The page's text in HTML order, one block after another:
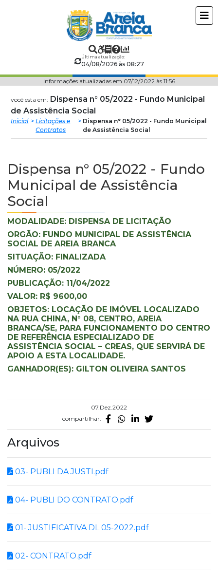
Prefeitura
Municipal
Areia
Branca
Última atualização:
04/08/2026 às 08:27
Informações atualizadas em 07/12/2022 às 11:56
você esta em: Dispensa n° 05/2022 - Fundo Municipal
de Assistência Social
Inicial
Licitações e
Contratos
Dispensa n° 05/2022 - Fundo Municipal
de Assistência Social
Dispensa n° 05/2022 - Fundo
Municipal de Assistência
Social
MODALIDADE: DISPENSA DE LICITAÇÃO
ORGÃO: FUNDO MUNICIPAL DE ASSISTÊNCIA
SOCIAL DE AREIA BRANCA
SITUAÇÃO: FINALIZADA
NÚMERO: 05/2022
PUBLICAÇÃO: 11/04/2022
VALOR: R$ 9600,00
OBJETOS: LOCAÇÃO DE IMÓVEL LOCALIZADO
NA RUA CHINA, N° 08, CENTRO, AREIA
BRANCA/SE, PARA FUNCIONAMENTO DO CENTRO
DE REFERÊNCIA ESPECIALIZADO DE
ASSISTÊNCIA SOCIAL – CREAS, QUE SERVIRÁ DE
APOIO A ESTA LOCALIDADE.
GANHADOR(ES): GILTON OLIVEIRA SANTOS
07.Dez.2022
compartilhar:
Arquivos
03- PUBLI DA JUSTI.pdf
04- PUBLI DO CONTRATO.pdf
01- JUSTIFICATIVA DL 05-2022.pdf
02- CONTRATO.pdf